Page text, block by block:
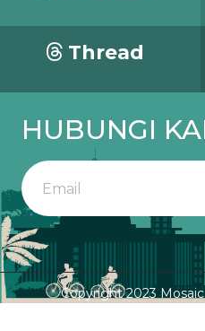
Thread
HUBUNGI
Copyright 2023